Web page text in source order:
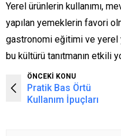
Yerel ürünlerin kullanımı,
yapılan yemeklerin favori
gastronomi eğitimi ve yerel
bu kültürü tanıtmanın etkili
ÖNCEKİ KONU
Pratik Bas Örtü
Kullanım İpuçları